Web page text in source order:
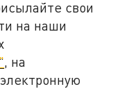
свои
на наши
, на